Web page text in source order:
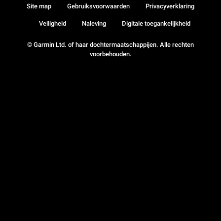
© Garmin Ltd. of haar dochtermaatschappijen. Alle rechten
voorbehouden.
Site map Gebruiksvoorwaarden Privacyverklaring
Veiligheid Naleving Digitale toegankelijkheid